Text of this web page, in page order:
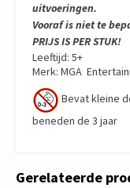
uitvoeringen.
Vooraf is niet te
PRIJS IS PER STUK!
Leeftijd: 5+
Merk: MGA
Bevat kleine
beneden de 3 jaar
Gerelateerde